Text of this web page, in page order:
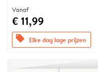
Vanaf
€ 11,99
offers Elke dag lage prijzen